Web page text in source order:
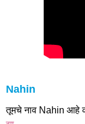
Nahin
तूमचे नाव Nahin आहे